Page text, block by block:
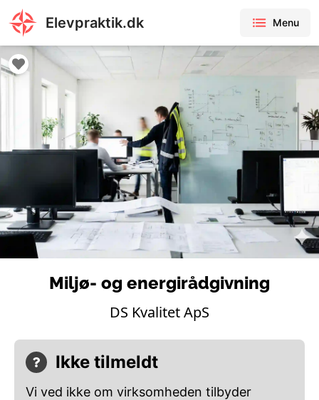
Elevpraktik.dk Menu
Miljø- og energirådgivning
DS Kvalitet ApS
Ikke tilmeldt
Vi ved ikke om virksomheden tilbyder